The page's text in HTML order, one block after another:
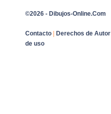
©2026 - Dibujos-Online.Com
Contacto Derechos de Autor
de uso